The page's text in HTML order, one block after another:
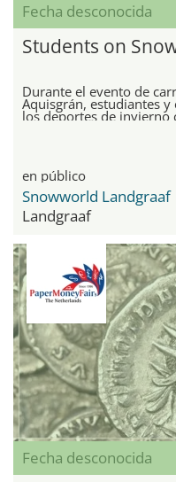
Fecha desconocida
Students on
Durante el evento de
Aquisgrán, estudiantes
los deportes de invierno
en público
Snowworld Landgraaf
Landgraaf
Fecha desconocida